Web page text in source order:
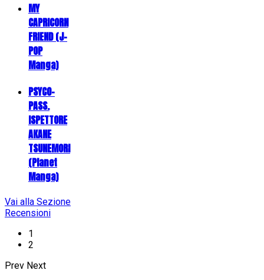
MY
CAPRICORN
FRIEND (J-
POP
Manga)
PSYCO-
PASS.
ISPETTORE
AKANE
TSUNEMORI
(Planet
Manga)
Vai alla Sezione
Recensioni
1
2
Prev Next